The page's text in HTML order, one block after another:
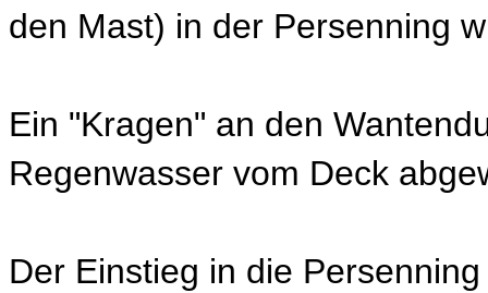
den Mast) in der Persenning
Ein "Kragen" an den
Regenwasser vom Deck
Der Einstieg in die